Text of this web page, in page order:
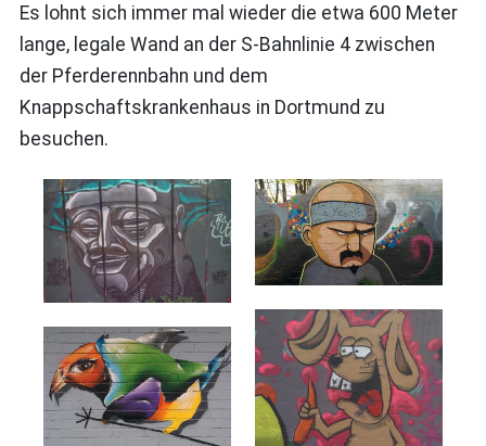
Es lohnt sich immer mal wieder die etwa 600 Meter
lange, legale Wand an der S-Bahnlinie 4 zwischen
der Pferderennbahn und dem
Knappschaftskrankenhaus in Dortmund zu
besuchen.